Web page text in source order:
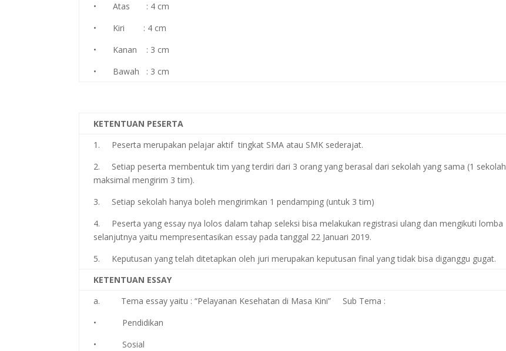
• Atas : 4 cm
• Kiri : 4 cm
• Kanan : 3 cm
• Bawah : 3 cm
KETENTUAN PESERTA
1. Peserta merupakan pelajar aktif tingkat SMA atau SMK sederajat.
2. Setiap peserta membentuk tim yang terdiri dari 3 orang yang berasal dari sekolah yang sama (1 sekolah
maksimal mengirim 3 tim).
3. Setiap sekolah hanya boleh mengirimkan 1 pendamping (untuk 3 tim)
4. Peserta yang essay nya lolos dalam tahap seleksi bisa melakukan registrasi ulang dan mengikuti lomba
selanjutnya yaitu mempresentasikan essay pada tanggal 22 Januari 2019.
5. Keputusan yang telah ditetapkan oleh juri merupakan keputusan final yang tidak bisa diganggu gugat.
KETENTUAN ESSAY
a. Tema essay yaitu : “Pelayanan Kesehatan di Masa Kini” Sub Tema :
• Pendidikan
• Sosial